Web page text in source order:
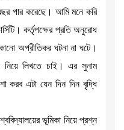
বছর পার করেছে। আমি মনে করি
কর্তৃপক্ষের প্রতি অনুরোধ
অপ্রীতিকর ঘটনা না ঘটে।
লিখতে চাই। এর সুনাম
করব এটা যেন দিন দিন বৃদ্ধি
ভূমিকা নিয়ে প্রশ্ন